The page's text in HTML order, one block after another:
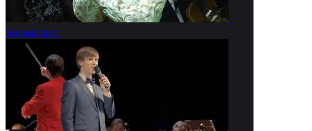
Белый свет